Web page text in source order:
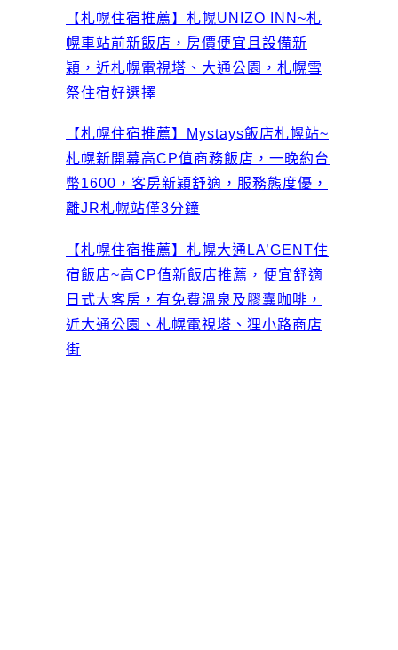
【札幌住宿推薦】札幌UNIZO INN~札
幌車站前新飯店，房價便宜且設備新
穎，近札幌電視塔、大通公園，札幌雪
祭住宿好選擇
【札幌住宿推薦】Mystays飯店札幌站~
札幌新開幕高CP值商務飯店，一晚約台
幣1600，客房新穎舒適，服務態度優，
離JR札幌站僅3分鐘
【札幌住宿推薦】札幌大通LA’GENT住
宿飯店~高CP值新飯店推薦，便宜舒適
日式大客房，有免費溫泉及膠囊咖啡，
近大通公園、札幌電視塔、狸小路商店
街